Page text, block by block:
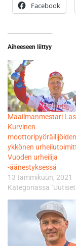
Facebook
Aiheeseen liittyy
Maailmanmestari
Kurvinen
moottoripyöräilijöiden
ykkönen
Vuoden urheilija
-äänestyksessä
13 tammikuun, 2021
Kategoriassa